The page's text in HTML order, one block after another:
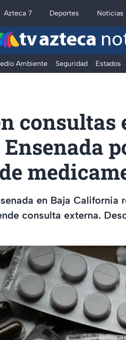
Azteca 7 Deportes Noticias
tv azteca
Ambiente Seguridad Estados
en Baja California
consulta externa.